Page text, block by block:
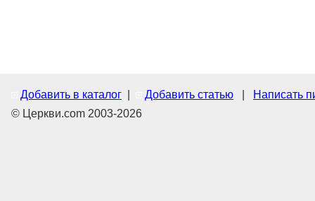
Добавить в каталог Добавить статью
Написать
© Церкви.com 2003-2026